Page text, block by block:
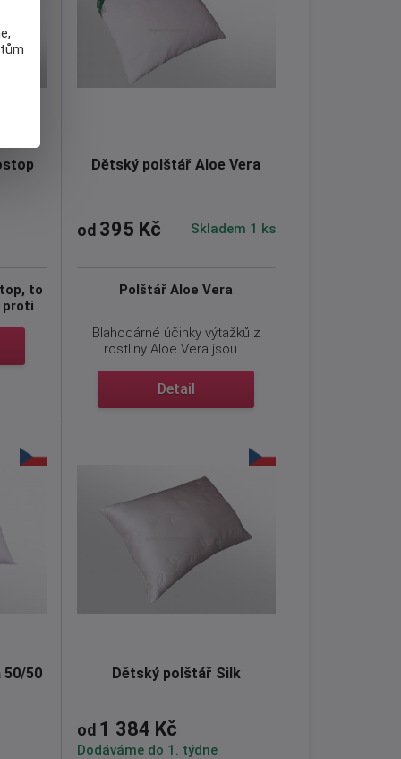
to
proti
Dětský polštář Aloe Vera
od 395 Kč Skladem 1 ks
Polštář Aloe Vera
Blahodárné účinky výtažků z
rostliny Aloe Vera jsou ...
Detail
50/50 Dětský polštář Silk
od 1 384 Kč
Dodáváme do 1. týdne